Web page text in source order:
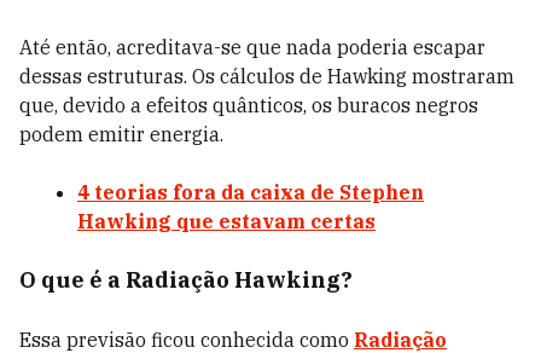
Até então, acreditava-se que nada poderia escapar
dessas estruturas. Os cálculos de Hawking mostraram
que, devido a efeitos quânticos, os buracos negros
podem emitir energia.
4 teorias fora da caixa de Stephen
Hawking que estavam certas
O que é a Radiação Hawking?
Essa previsão ficou conhecida como Radiação